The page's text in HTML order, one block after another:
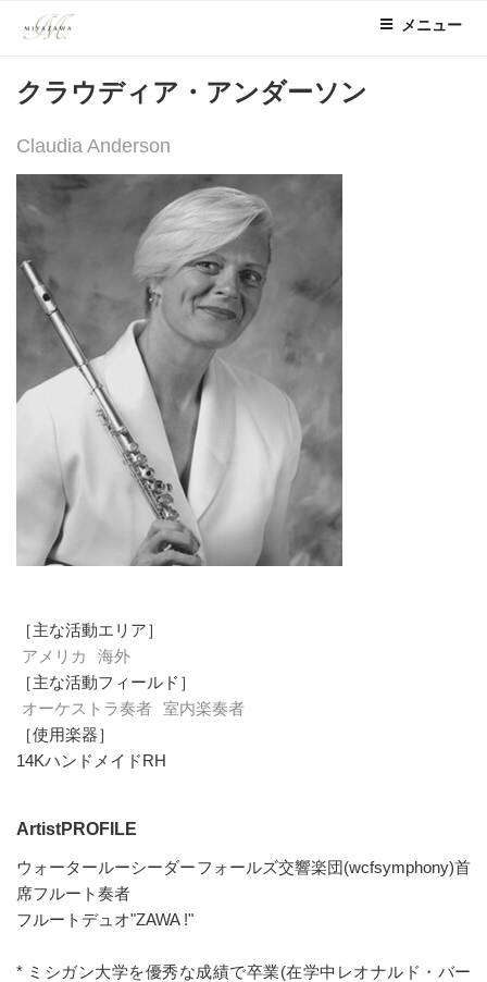
メニュー
クラウディア・アンダーソン
Claudia Anderson
［主な活動エリア］
アメリカ
海外
［主な活動フィールド］
オーケストラ奏者 室内楽奏者
［使用楽器］
14KハンドメイドRH
ArtistPROFILE
ウォータールーシーダーフォールズ交響楽団(wcfsymphony)首
席フルート奏者
フルートデュオ"ZAWA !"
* ミシガン大学を優秀な成績で卒業(在学中レオナルド・バー